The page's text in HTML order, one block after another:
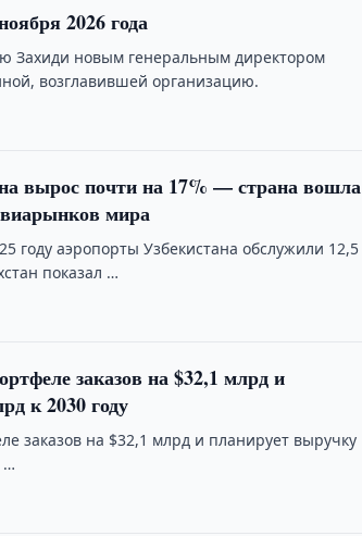
2026 года
Захиди новым генеральным директором
возглавившей организацию.
вырос почти на 17% — страна вошла
мира
году аэропорты Узбекистана обслужили 12,5
показал …
заказов на $32,1 млрд и
к 2030 году
заказов на $32,1 млрд и планирует выручку
…